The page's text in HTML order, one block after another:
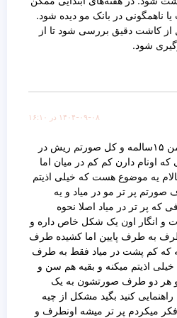
در بانک مو دیده شود.
از کاشت دقیق بررسی شود تا از
شود.
۱۴۰۴-۰۹-۰۸ در ۱۶:۱۰
سلام خسته نباشید ببخشید من ۱۵سالمه و کل صورتم ریش در
اونام دارن کم کم در میان اما
یه موضوع هست که خیلی اذیتم
صورتم پر تر مو در میاد و یه
پر تر در میاد اصلا نحوه
و انگار اون یک شکل خاص داره و
به طرف پایین اما کشیده طرف
که کم پشت در میاد فقط به طرف
خیلی اذیتم میکنه و بقیه هم سن و
و هر دو طرف صورتشون به یک
کنید بگید مشکل از چیه
میکردم پر تر میشه اونطرف و